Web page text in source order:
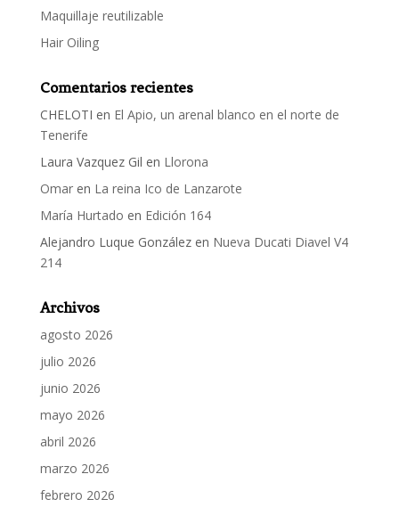
Maquillaje reutilizable
Hair Oiling
Comentarios recientes
CHELOTI en El Apio, un arenal blanco en el norte de
Tenerife
Laura Vazquez Gil en Llorona
Omaren La reina Ico de Lanzarote
María Hurtado en Edición 164
Alejandro Luque Gonzálezen Nueva Ducati Diavel V4
214
Archivos
agosto 2026
julio 2026
junio 2026
mayo 2026
abril 2026
marzo 2026
febrero 2026